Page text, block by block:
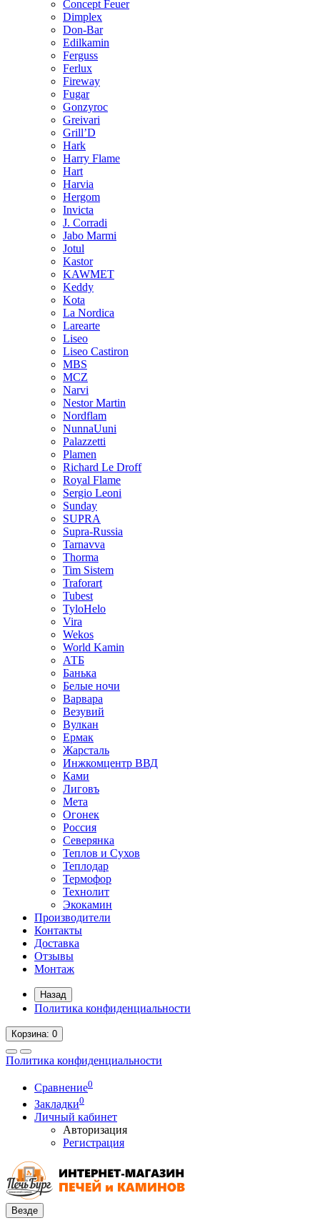
Concept Feuer
Dimplex
Don-Bar
Edilkamin
Ferguss
Ferlux
Fireway
Fugar
Gonzyroc
Greivari
Grill’D
Hark
Harry Flame
Hart
Harvia
Hergom
Invicta
J. Corradi
Jabo Marmi
Jotul
Kastor
KAWMET
Keddy
Kota
La Nordica
Larearte
Liseo
Liseo Castiron
MBS
MCZ
Narvi
Nestor Martin
Nordflam
NunnaUuni
Palazzetti
Plamen
Richard Le Droff
Royal Flame
Sergio Leoni
Sunday
SUPRA
Supra-Russia
Tarnavva
Thorma
Tim Sistem
Traforart
Tubest
TyloHelo
Vira
Wekos
World Kamin
АТБ
Банька
Белые ночи
Варвара
Везувий
Вулкан
Ермак
Жарсталь
Инжкомцентр ВВД
Ками
Лиговъ
Мета
Огонек
Россия
Северянка
Теплов и Сухов
Теплодар
Термофор
Технолит
Экокамин
Производители
Контакты
Доставка
Отзывы
Монтаж
Назад
Политика конфиденциальности
Корзина: 0
Политика конфиденциальности
Сравнение0
Закладки0
Личный кабинет
Авторизация
Регистрация
Везде